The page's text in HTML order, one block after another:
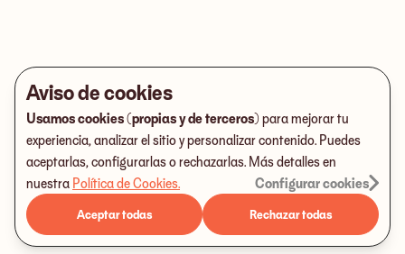
Aviso de cookies
Usamos cookies (propias y de terceros) para mejorar tu
experiencia, analizar el sitio y personalizar contenido. Puedes
aceptarlas, configurarlas o rechazarlas. Más detalles en
nuestra Política de Cookies. Configurar cookies
Aceptar todas Rechazar todas